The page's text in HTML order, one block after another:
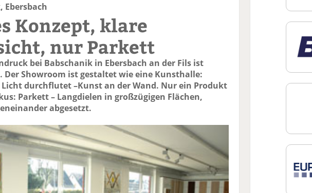
Ebersbach
Konzept, klare
nur Parkett
bei Babschanik in Ebersbach an der Fils ist
Der Showroom ist gestaltet wie eine Kunsthalle:
Licht durchflutet –Kunst an der Wand. Nur ein Produkt
Parkett – Langdielen in großzügigen Flächen,
abgesetzt.